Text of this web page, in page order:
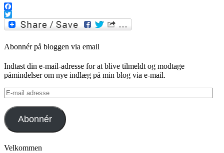
Facebook
Twitter
Abonnér på bloggen via email
Indtast din e-mail-adresse for at blive tilmeldt og modtage
påmindelser om nye indlæg på min blog via e-mail.
E-
mail
adresse
Abonnér
Velkommen